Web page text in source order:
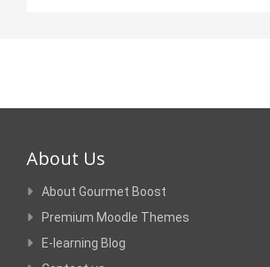
About Us
About Gourmet Boost
Premium Moodle Themes
E-learning Blog